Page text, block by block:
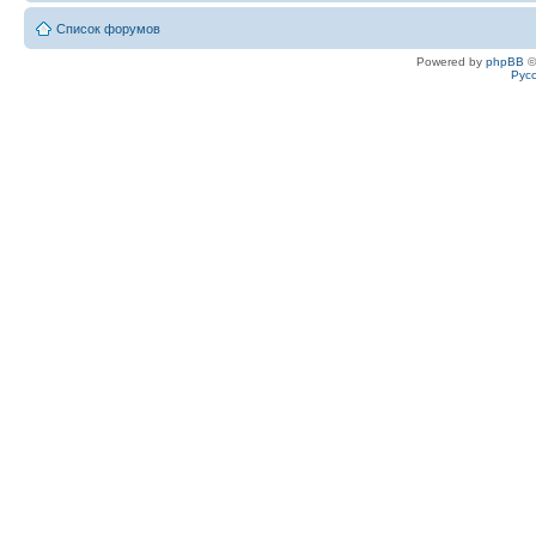
Список форумов
Powered by phpBB